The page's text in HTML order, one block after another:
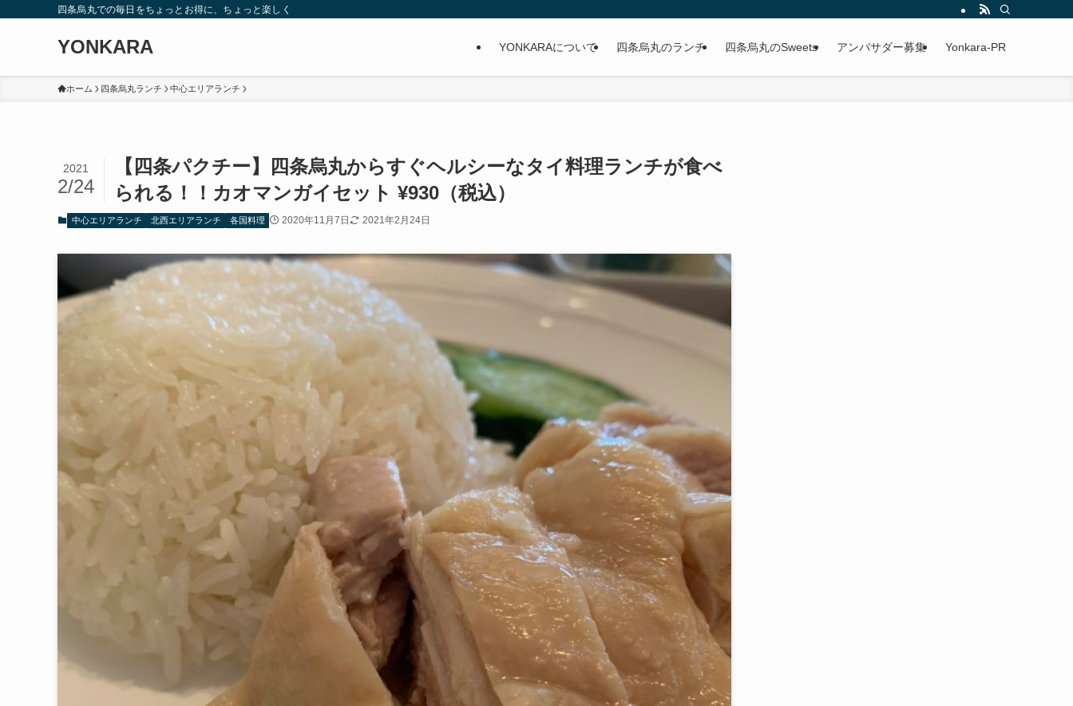
四条烏丸での毎日をちょっとお得に、ちょっと楽しく
YONKARA YONKARAについて 四条烏丸のランチ 四条烏丸のSweets アンバサダー募集 Yonkara-PR
ホーム 四条烏丸ランチ 中心エリアランチ
【四条パクチー】四条烏丸からすぐヘルシーなタイ料理ランチが食べ
られる！！カオマンガイセット ¥930（税込）
2021
2/24
中心エリアランチ 北西エリアランチ 各国料理 2020年11月7日 2021年2月24日